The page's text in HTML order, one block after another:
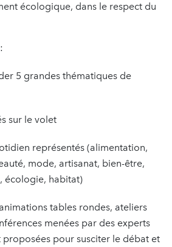
écologique, dans le respect du
5 grandes thématiques de
sur le volet
représentés (alimentation,
mode, artisanat, bien-être,
écologie, habitat)
tables rondes, ateliers
menées par des experts
pour susciter le débat et